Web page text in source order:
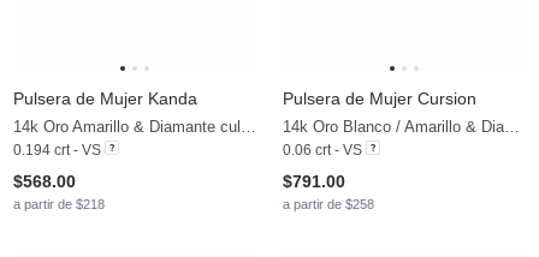
Pulsera de Mujer Kanda
14k Oro Amarillo & Diamante cultivado en laboratorio
0.194 crt - VS
$568.00
a partir de $218
Pulsera de Mujer Cursion
14k Oro Blanco / Amarillo & Diamante
0.06 crt - VS
$791.00
a partir de $258